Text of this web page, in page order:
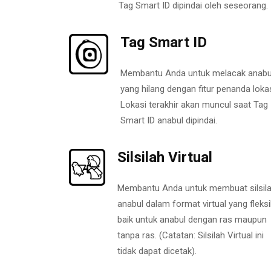
Tag Smart ID dipindai oleh seseorang.
Tag Smart ID
Membantu Anda untuk melacak
yang hilang dengan fitur penanda
Lokasi terakhir akan muncul saat Tag
Smart ID anabul dipindai.
Silsilah Virtual
Membantu Anda untuk membuat
anabul dalam format virtual yang
baik untuk anabul dengan ras maupun
tanpa ras. (Catatan: Silsilah Virtual ini
tidak dapat dicetak).